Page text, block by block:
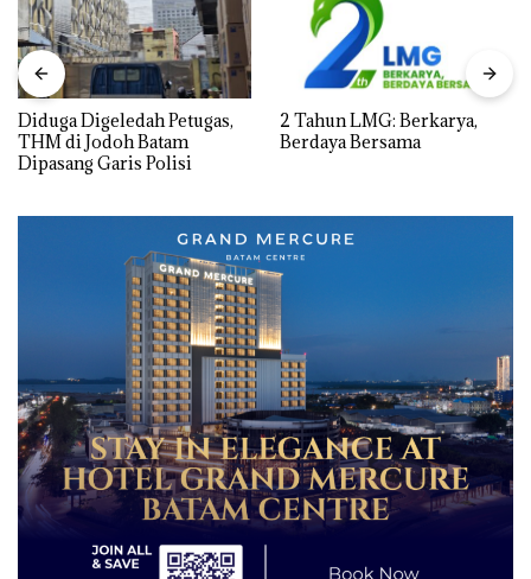
Diduga Digeledah Petugas,
THM di Jodoh Batam
Dipasang Garis Polisi
2 Tahun LMG: Berkarya,
Berdaya Bersama